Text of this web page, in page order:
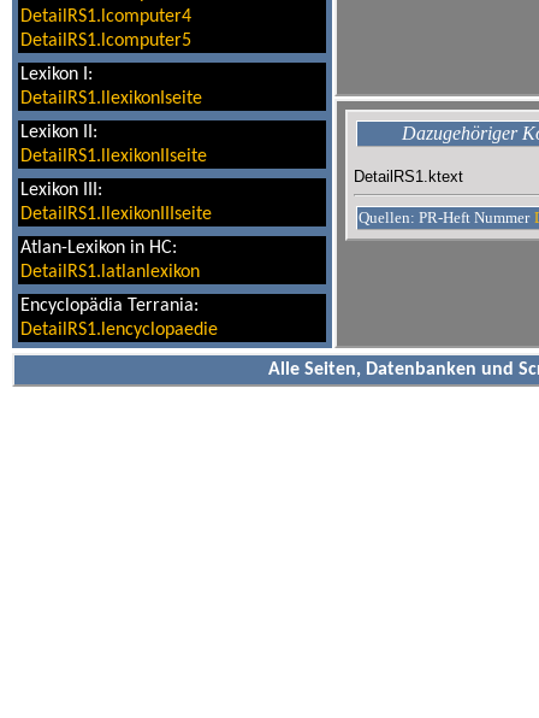
DetailRS1.lcomputer4
DetailRS1.lcomputer5
Lexikon I:
DetailRS1.llexikonIseite
Lexikon II:
DetailRS1.llexikonIIseite
Lexikon III:
DetailRS1.llexikonIIIseite
Atlan-Lexikon in HC:
DetailRS1.latlanlexikon
Encyclopädia Terrania:
DetailRS1.lencyclopaedie
Dazugehöriger
DetailRS1.ktext
Quellen: PR-Heft Nummer
Alle Seiten, Datenbanken und